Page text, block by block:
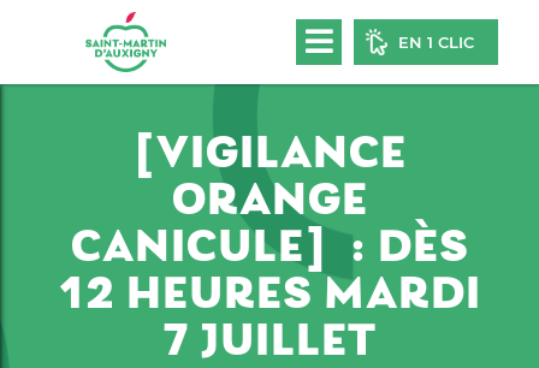
EN 1 CLIC
[VIGILANCE
ORANGE
CANICULE] : DÈS
12 HEURES MARDI
7 JUILLET